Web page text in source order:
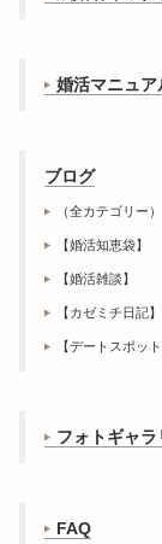
婚活マニュア
ブログ
（全カテゴリー）
【婚活知恵袋】
【婚活雑談】
【カゼミチ日記】
【デートスポット
フォトギャラ
FAQ